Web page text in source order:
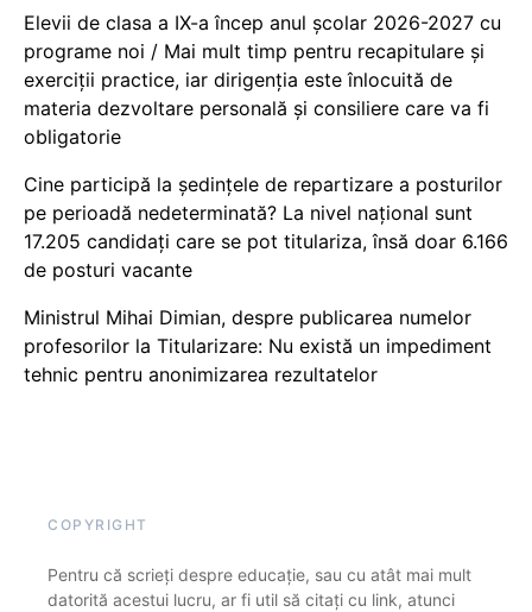
Elevii de clasa a IX-a încep anul școlar 2026-2027 cu
programe noi / Mai mult timp pentru recapitulare și
exerciții practice, iar dirigenția este înlocuită de
materia dezvoltare personală și consiliere care va fi
obligatorie
Cine participă la ședințele de repartizare a posturilor
pe perioadă nedeterminată? La nivel național sunt
17.205 candidați care se pot titulariza, însă doar 6.166
de posturi vacante
Ministrul Mihai Dimian, despre publicarea numelor
profesorilor la Titularizare: Nu există un impediment
tehnic pentru anonimizarea rezultatelor
COPYRIGHT
Pentru că scrieți despre educație, sau cu atât mai mult
datorită acestui lucru, ar fi util să citați cu link, atunci